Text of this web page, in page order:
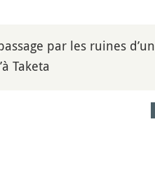
par les ruines d’un
Taketa